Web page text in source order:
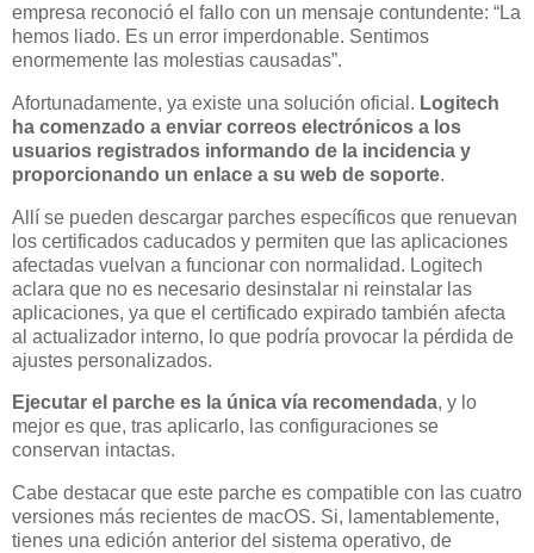
empresa reconoció el fallo con un mensaje contundente: “La
hemos liado. Es un error imperdonable. Sentimos
enormemente las molestias causadas”.
Afortunadamente, ya existe una solución oficial. Logitech
ha comenzado a enviar correos electrónicos a los
usuarios registrados informando de la incidencia y
proporcionando un enlace a su web de soporte.
Allí se pueden descargar parches específicos que renuevan
los certificados caducados y permiten que las aplicaciones
afectadas vuelvan a funcionar con normalidad. Logitech
aclara que no es necesario desinstalar ni reinstalar las
aplicaciones, ya que el certificado expirado también afecta
al actualizador interno, lo que podría provocar la pérdida de
ajustes personalizados.
Ejecutar el parche es la única vía recomendada, y lo
mejor es que, tras aplicarlo, las configuraciones se
conservan intactas.
Cabe destacar que este parche es compatible con las cuatro
versiones más recientes de macOS. Si, lamentablemente,
tienes una edición anterior del sistema operativo, de